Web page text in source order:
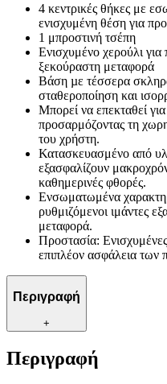
4 κεντρικές θήκες με
ενισχυμένη θέση για
1 μπροστινή τσέπη
Ενισχυμένο χερούλι
ξεκούραστη μεταφορά
Βάση µε τέσσερα
σταθεροποίηση και
Mπορεί να επεκταθεί
προσαρμόζοντας τη
του χρήστη.
Κατασκευασμένο από
εξασφαλίζουν
καθημερινές φθορές.
Ενσωματωμένα
ρυθμιζόμενοι ιμάντες
μεταφορά.
Προστασία:
επιπλέον ασφάλεια των
Περιγραφή
+
Περιγραφή